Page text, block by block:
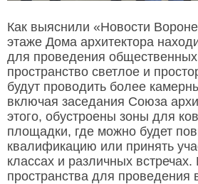
Как выяснили «Новости
этаже Дома архитектора
для проведения
пространство светлое и
будут проводить более
включая заседания Союза
этого, обустроены зоны для
площадки, где можно будет
квалификацию или принять
классах и различных
пространства для проведения